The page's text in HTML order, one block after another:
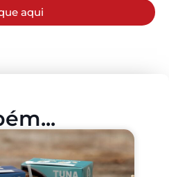
aqui